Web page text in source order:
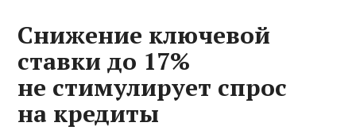
Снижение ключевой
ставки до 17%
не стимулирует спрос
на кредиты